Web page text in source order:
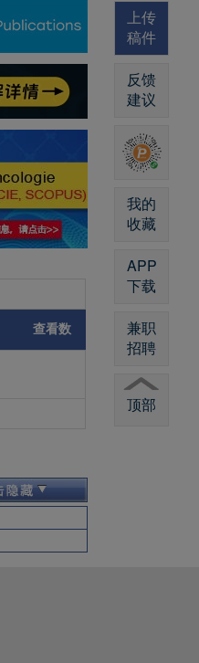
查看数
上传
稿件
反馈
建议
我的
收藏
APP
下载
兼职
招聘
顶部